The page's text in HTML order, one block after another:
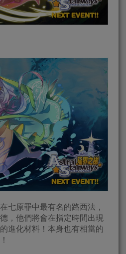
七原罪中最有名的路西法，
，他們將會在指定時間出現
進化材料！本身也有相當的